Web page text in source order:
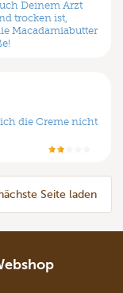
Deinem Arzt
trocken ist,
Macadamiabutter
die Creme nicht
Seite laden